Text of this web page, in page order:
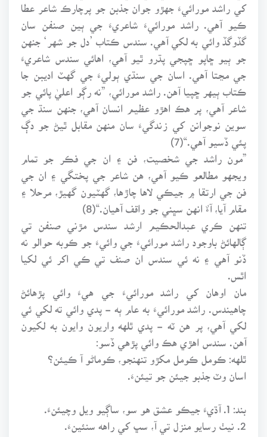
کي راشد مورائيءَ جهڙو جوان جذبن جو پرچارڪ شاعر عطا
ڪيو آهي. راشد مورائيءَ شاعريءَ جي ٻين صنفن سان
گڏوگڏ وائي به لکي آهي. سندس ڪتاب ’دل جو شهر‘ جنهن
جو ٻيو ڇاپو ڇپجي پڌرو ٿيو آهي، اهائي سندس شاعريءَ
جي مڃتا آهي. اسان جي سنڌي ٻوليءَ جي گهٽ اديبن جا
ڪتاب ٻيهر ڇپيا آهن. راشد مورائي، ”نه رڳو اعليٰ پائي جو
شاعر آهي، پر هڪ اهڙو عظيم انسان آهي، جنهن سنڌ جي
سوين نوجوانن کي زندگيءَ سان منهن مقابل ٿيڻ جو دڳ
پئي ڏسيو آهي.“(7)
”مون راشد جي شخصيت، فن ۽ ان جي فڪر جو تمام
ويجهو مطالعو ڪيو آهي، هن شاعر جي پختگي ۽ ان جي
فن جي ارتقا ۾ جيڪي لاها چاڙها، گهٽيون گهيڙ، مرحلا ۽
مقام آيا، آءٌ انهن سڀني جو واقف آهيان.“(8)
تنهن ڪري عبدالحڪيم ارشد سندس مڙني صنفن تي
ڳالهائڻ باوجود راشد مورائيءَ جي وائيءَ جو ڪوبه حوالو نه
ڏنو آهي ۽ نه ئي سندس ان صنف تي ڪي اکر ئي لکيا
اٿس.
مان اوهان کي راشد مورائيءَ جي هيءَ وائي پڙهائڻ
چاهيندس. راشد مورائيءَ به عام ٻه - پدي وائي ته لکي ئي
لکي آهي، پر هن ٽه - پدي ٿلهه واريون وايون به لکيون
آهن. سندس اهڙي هڪ وائي پڙهي ڏسو:
ٿلهه: ڪومل ڪومل مکڙو تنهنجو، ڪوماڻو آ ڪيئن؟
اسان وٽ جذبو جيئن جو تيئنءَ.
2. نيٺ رسايو منزل تي آ، سڀ کي راهه سنئينءَ.